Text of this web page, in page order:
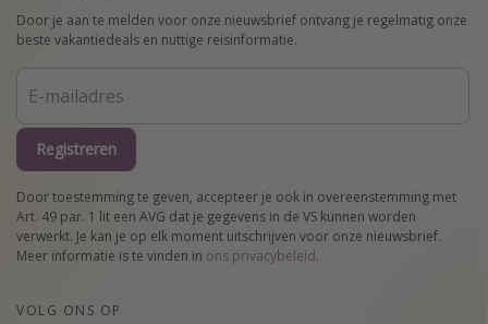
Door je aan te melden voor onze nieuwsbrief ontvang je regelmatig onze
beste vakantiedeals en nuttige reisinformatie.
Registreren
Door toestemming te geven, accepteer je ook in overeenstemming met
Art. 49 par. 1 lit een AVG dat je gegevens in de VS kunnen worden
verwerkt. Je kan je op elk moment uitschrijven voor onze nieuwsbrief.
Meer informatie is te vinden in ons privacybeleid.
VOLG ONS OP